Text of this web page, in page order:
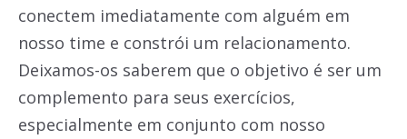
conectem imediatamente com alguém em
nosso time e constrói um relacionamento.
Deixamos-os saberem que o objetivo é ser um
complemento para seus exercícios,
especialmente em conjunto com nosso